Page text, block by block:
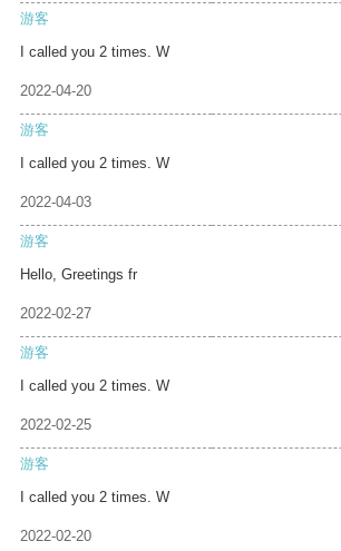
游客
I called you 2 times. W
2022-04-20
游客
I called you 2 times. W
2022-04-03
游客
Hello, Greetings fr
2022-02-27
游客
I called you 2 times. W
2022-02-25
游客
I called you 2 times. W
2022-02-20